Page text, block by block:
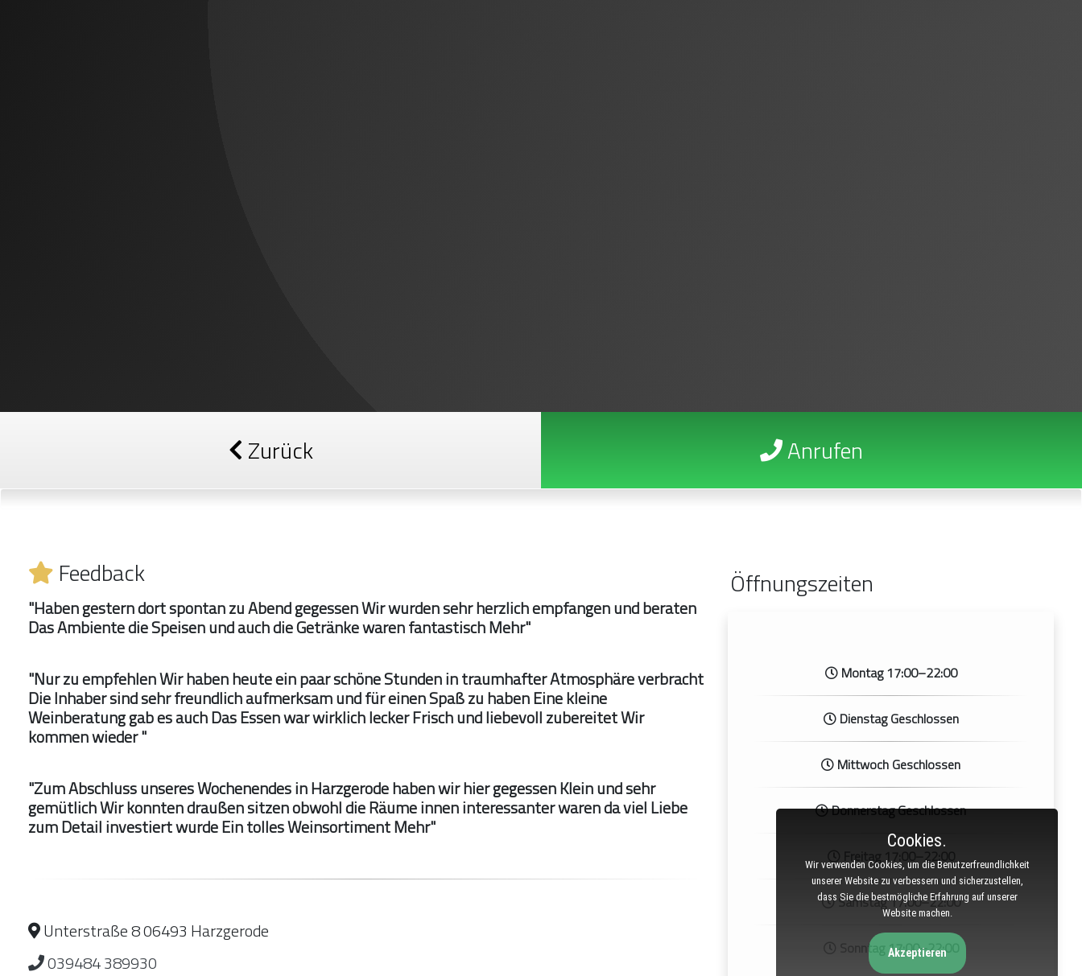
Zurück Anrufen
Feedback
"Haben gestern dort spontan zu Abend gegessen Wir wurden sehr herzlich empfangen und beraten
Das Ambiente die Speisen und auch die Getränke waren fantastisch Mehr"
"Nur zu empfehlen Wir haben heute ein paar schöne Stunden in traumhafter Atmosphäre verbracht
Die Inhaber sind sehr freundlich aufmerksam und für einen Spaß zu haben Eine kleine
Weinberatung gab es auch Das Essen war wirklich lecker Frisch und liebevoll zubereitet Wir
kommen wieder "
"Zum Abschluss unseres Wochenendes in Harzgerode haben wir hier gegessen Klein und sehr
gemütlich Wir konnten draußen sitzen obwohl die Räume innen interessanter waren da viel Liebe
zum Detail investiert wurde Ein tolles Weinsortiment Mehr"
Unterstraße 8 06493 Harzgerode
039484 389930
Öffnungszeiten
Montag 17:00–22:00
Dienstag Geschlossen
Mittwoch Geschlossen
Donnerstag Geschlossen
Freitag 17:00–22:00
Samstag 17:00–22:00
Sonntag 17:00–22:00
Cookies.
Wir verwenden Cookies, um die Benutzerfreundlichkeit
unserer Website zu verbessern und sicherzustellen,
dass Sie die bestmögliche Erfahrung auf unserer
Website machen.
Akzeptieren